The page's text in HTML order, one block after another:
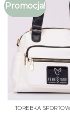
Promocja!
TOREBKA